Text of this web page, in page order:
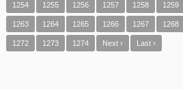
1254 1255 1256 1257 1258 1259
1263 1264 1265 1266 1267 1268
1272 1273 1274 Next › Last ›